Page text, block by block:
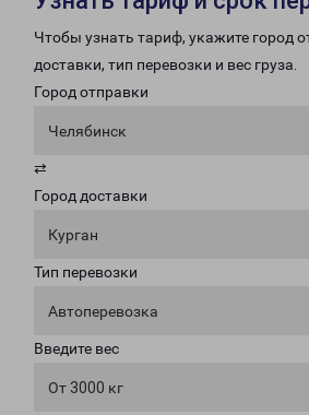
Чтобы узнать тариф, укажите город
доставки, тип перевозки и вес груза.
Город отправки
Челябинск
⇄
Город доставки
Курган
Тип перевозки
Автоперевозка
Введите вес
От 3000 кг